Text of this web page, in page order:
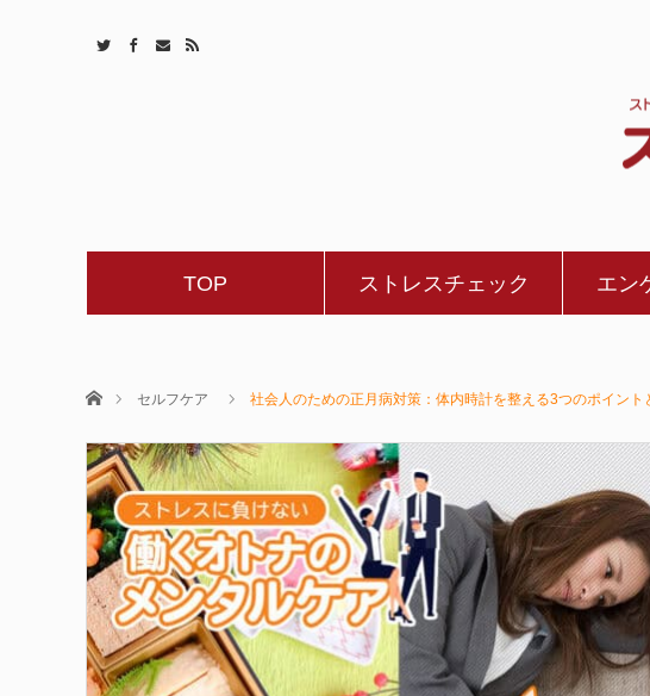
TOP ストレスチェック エン
ホームセルフケア 社会人のための正月病対策：体内時計を整える3つのポイン